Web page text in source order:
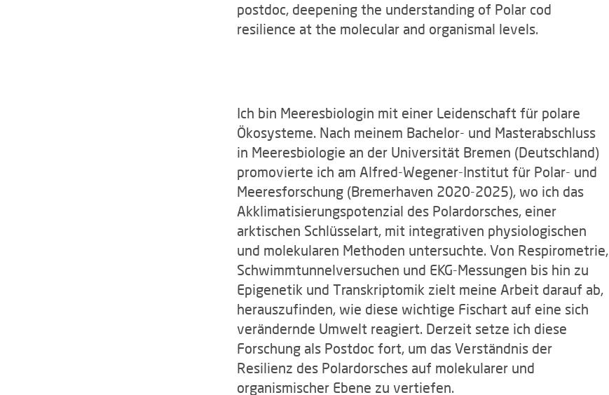
postdoc, deepening the understanding of Polar cod
resilience at the molecular and organismal levels.
Ich bin Meeresbiologin mit einer Leidenschaft für polare
Ökosysteme. Nach meinem Bachelor- und Masterabschluss
in Meeresbiologie an der Universität Bremen (Deutschland)
promovierte ich am Alfred-Wegener-Institut für Polar- und
Meeresforschung (Bremerhaven 2020-2025), wo ich das
Akklimatisierungspotenzial des Polardorsches, einer
arktischen Schlüsselart, mit integrativen physiologischen
und molekularen Methoden untersuchte. Von Respirometrie,
Schwimmtunnelversuchen und EKG-Messungen bis hin zu
Epigenetik und Transkriptomik zielt meine Arbeit darauf ab,
herauszufinden, wie diese wichtige Fischart auf eine sich
verändernde Umwelt reagiert. Derzeit setze ich diese
Forschung als Postdoc fort, um das Verständnis der
Resilienz des Polardorsches auf molekularer und
organismischer Ebene zu vertiefen.